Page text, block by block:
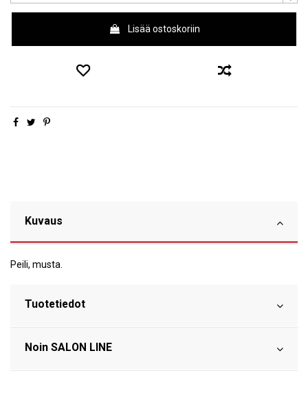
Lisää ostoskoriin
Kuvaus
Peili, musta.
Tuotetiedot
Noin SALON LINE